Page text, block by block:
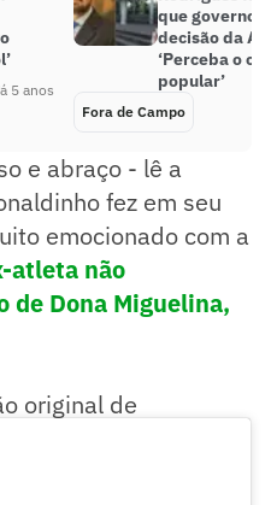
5 anos
que governo
decisão da
‘Perceba o
popular’
Fora de Campo
e abraço - lê a
fez em seu
emocionado com a
atleta não
de Dona Miguelina,
original de